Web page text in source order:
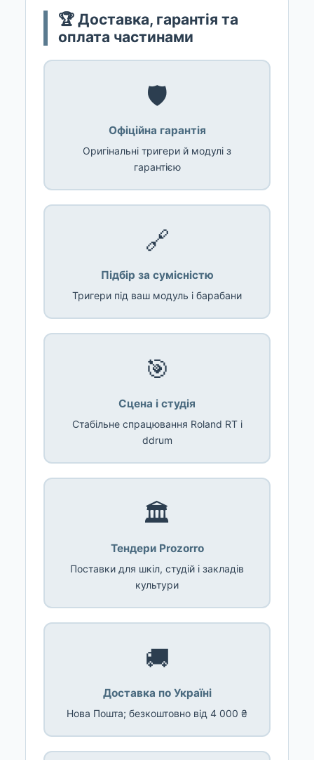
🏆 Доставка, гарантія та
оплата частинами
🛡️
Офіційна гарантія
Оригінальні тригери й модулі з
гарантією
🔗
Підбір за сумісністю
Тригери під ваш модуль і барабани
🎯
Сцена і студія
Стабільне спрацювання Roland RT і
ddrum
🏛️
Тендери Prozorro
Поставки для шкіл, студій і закладів
культури
🚚
Доставка по Україні
Нова Пошта; безкоштовно від 4 000 ₴